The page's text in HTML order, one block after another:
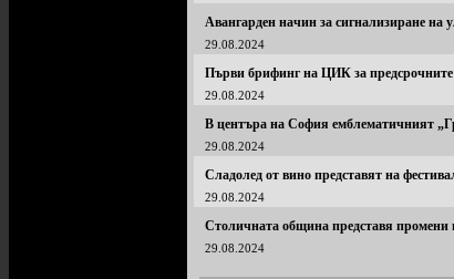
Авангарден начин за сигнализиране на
29.08.2024
Първи брифинг на ЦИК за
29.08.2024
В центъра на София емблематичният
29.08.2024
Сладолед от вино представят на
29.08.2024
Столичната община представя промени
29.08.2024